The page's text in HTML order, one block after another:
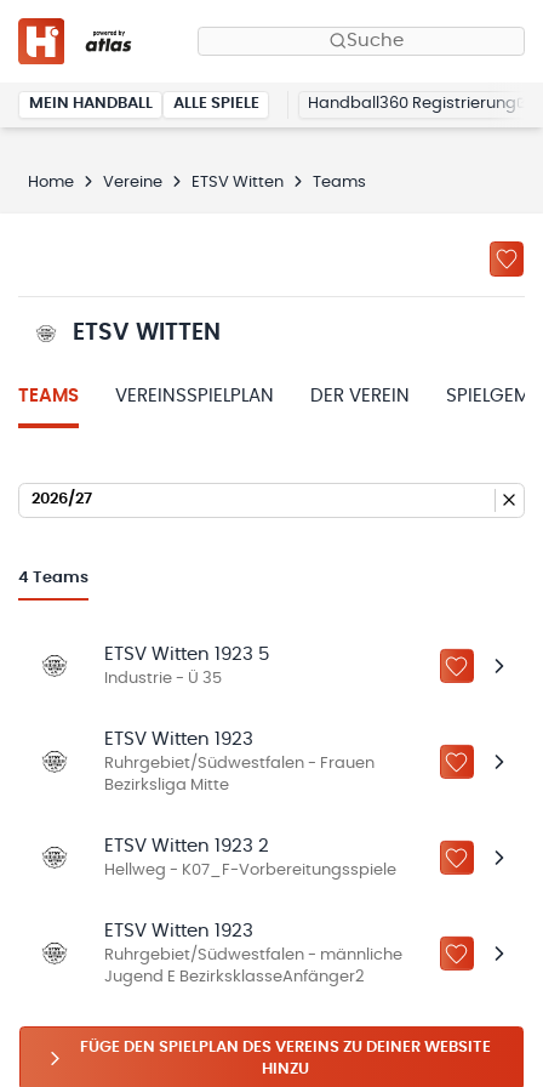
Suche
MEIN HANDBALL ALLE SPIELE Handball360 Registrierung
Home Vereine ETSV Witten Teams
ETSV WITTEN
TEAMS VEREINSSPIELPLAN DER VEREIN
2026/27
4 Teams
ETSV Witten 1923 5
Industrie - Ü 35 ZU „MEINE
ETSV Witten 1923
Ruhrgebiet/Südwestfalen - Frauen
Bezirksliga Mitte
ZU „MEINE
ETSV Witten 1923 2
Hellweg - K07_F-Vorbereitungsspiele ZU „MEINE
ETSV Witten 1923
Ruhrgebiet/Südwestfalen - männliche
Jugend E BezirksklasseAnfänger2
ZU „MEINE
FÜGE DEN SPIELPLAN DES VEREINS ZU DEINER WEBSITE
HINZU